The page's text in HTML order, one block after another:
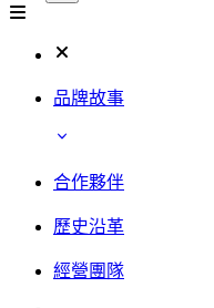
品牌故事
合作夥伴
歷史沿革
經營團隊